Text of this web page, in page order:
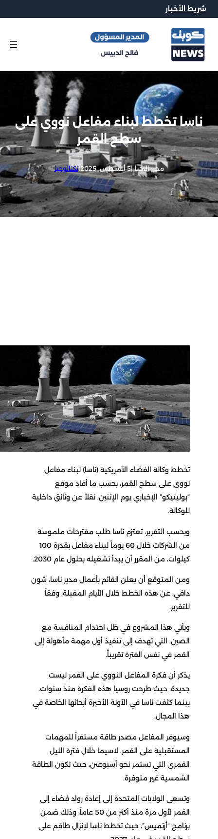
شريط الأخبار
ناسا تخطط لبناء مفاعل نووي على
سطح القمر
محرر الاخبار|5 أغسطس, 2025 |تكنالوجيا
تخطط وكالة الفضاء الأمريكية (ناسا) لبناء مفاعل
نووي على سطح القمر، بحسب ما أفاد موقع
“بوليتيكو” الإخباري يوم الإثنين، نقلاً عن وثائق داخلية
للوكالة.
وبحسب التقرير، تعتزم ناسا طلب مقترحات ملموسة
من الشركات خلال 60 يوماً لبناء مفاعل بقدرة 100
كيلوات، من المقرر أن يبدأ تشغيله بحلول عام 2030.
ومن المتوقع أن يعلن القائم بأعمال مدير ناسا، شون
دافي، عن هذه الخطط خلال الأيام المقبلة، وفقاً
للتقرير.
ويأتي هذا المشروع في ظل احتدام المنافسة مع
الصين، التي تهدف إلى تنفيذ أول مهمة مأهولة إلى
القمر في نفس الفترة تقريباً.
يذكر أن فكرة المفاعل النووي على القمر ليست
جديدة، حيث طرحت روسيا هذه الفكرة منذ سنوات،
بينما كثفت ناسا في الآونة الأخيرة أبحاثها الخاصة في
هذا المجال.
وسيوفر المفاعل مصدر طاقة مستقراً للمهمات
المستقبلية على القمر، لاسيما خلال فترة الليل
القمري التي تستمر نحو أسبوعين، حيث تكون الطاقة
الشمسية غير متوفرة.
وتسعى الولايات المتحدة إلى إعادة رواد فضاء إلى
القمر لأول مرة منذ أكثر من 50 عاماً، وذلك ضمن
برنامج “أرتميس”، حيث تخطط ناسا لإنزال طاقم على